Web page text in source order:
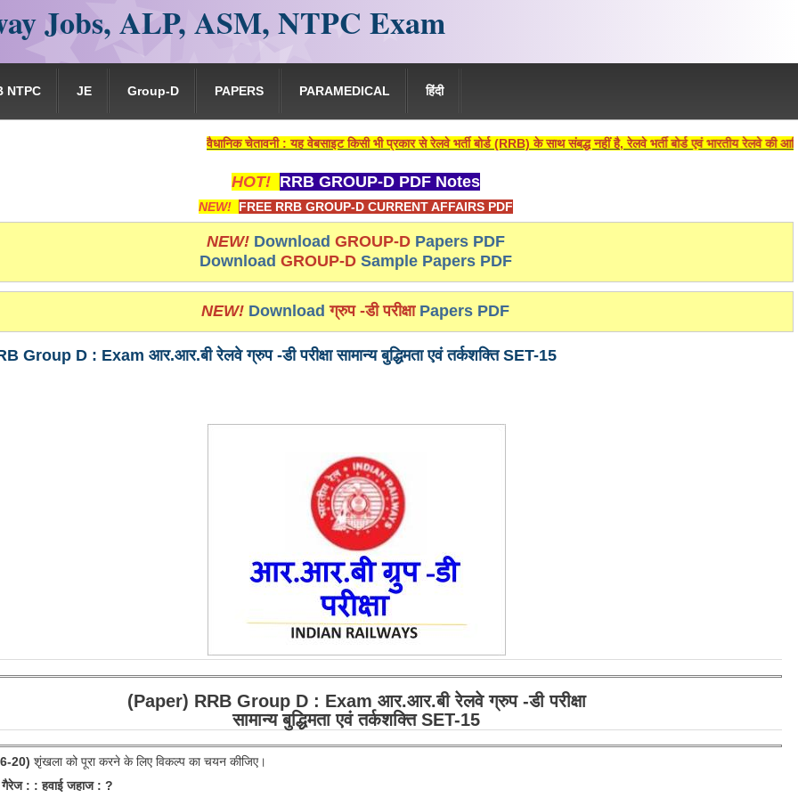
Jobs, ALP, ASM, NTPC Exam
NTPC JE Group-D PAPERS PARAMEDICAL हिंदी
वैधानिक चेतावनी : यह वेबसाइट किसी भी प्रकार से रेलवे भर्ती बोर्ड (RRB) के साथ संबद्ध नहीं है, रेलवे भर्ती बोर्ड एवं भारतीय रेलवे की आधिकारिक
HOT! RRB GROUP-D PDF Notes
NEW! FREE RRB GROUP-D CURRENT AFFAIRS PDF
NEW! Download GROUP-DPapers PDF
Download GROUP-DSample Papers PDF
NEW! Downloadग्रुप -डी परीक्षाPapers PDF
Group D : Exam आर.आर.बी रेलवे ग्रुप -डी परीक्षा सामान्य बुद्धिमता एवं तर्कशक्ति SET-15
(Paper) RRB Group D : Exam आर.आर.बी रेलवे ग्रुप -डी परीक्षा
सामान्य बुद्धिमता एवं तर्कशक्ति SET-15
20) शृंखला को पूरा करने के लिए विकल्प का चयन कीजिए।
गैरेज : : हवाई जहाज : ?